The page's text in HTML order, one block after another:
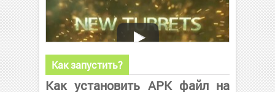
Как запустить?
Как установить APK файл на